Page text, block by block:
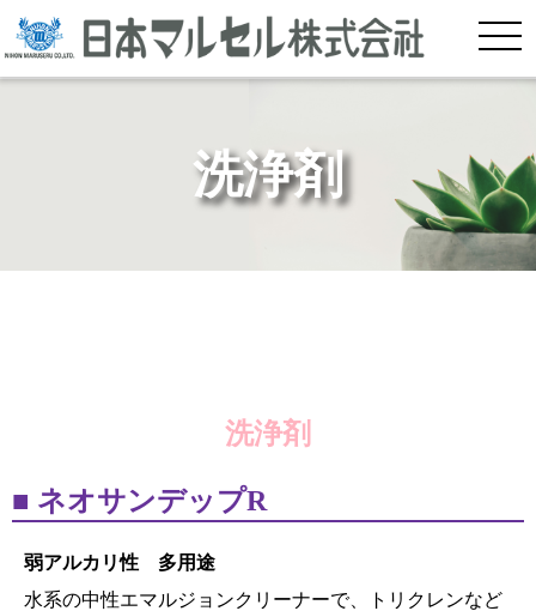
洗浄剤
洗浄剤
ネオサンデップR
弱アルカリ性 多用途
水系の中性エマルジョンクリーナーで、トリクレンなど